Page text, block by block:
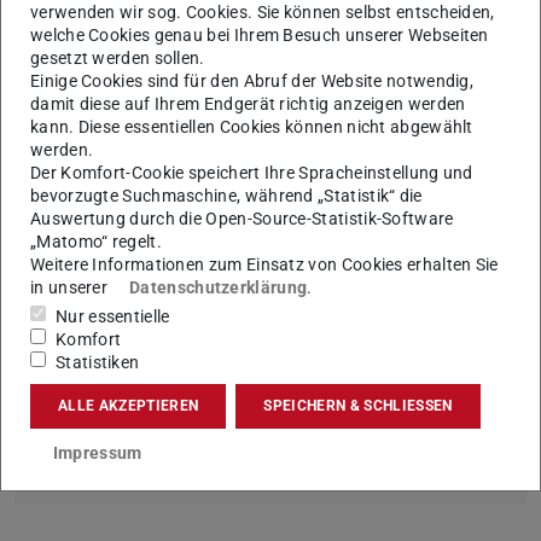
KONTAKT
Meldung zum Ausfall von meet & move
vom 16.2.2026
News lesen
verwenden wir sog. Cookies. Sie können selbst entscheiden,
welche Cookies genau bei Ihrem Besuch unserer Webseiten
gesetzt werden sollen.
Einige Cookies sind für den Abruf der Website notwendig,
damit diese auf Ihrem Endgerät richtig anzeigen werden
kann. Diese essentiellen Cookies können nicht abgewählt
werden.
Der Komfort-Cookie speichert Ihre Spracheinstellung und
bevorzugte Suchmaschine, während „Statistik“ die
Auswertung durch die Open-Source-Statistik-Software
„Matomo“ regelt.
Weitere Informationen zum Einsatz von Cookies erhalten Sie
in unserer
Datenschutzerklärung.
Nur essentielle
Komfort
Statistiken
ALLE AKZEPTIEREN SPEICHERN & SCHLIESSEN
Impressum